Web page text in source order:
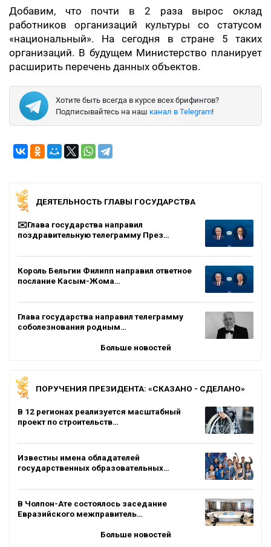
Добавим, что почти в 2 раза вырос оклад
работников организаций культуры со статусом
«национальный». На сегодня в стране 5 таких
организаций. В будущем Министерство планирует
расширить перечень данных объектов.
Хотите быть всегда в курсе всех брифингов?
Подписывайтесь на наш канал в Telegram!
ДЕЯТЕЛЬНОСТЬ ГЛАВЫ ГОСУДАРСТВА
✉️Глава государства направил
поздравительную телеграмму През…
Король Бельгии Филипп направил ответное
послание Касым-Жома…
Глава государства направил телеграмму
соболезнования родным…
Больше новостей
ПОРУЧЕНИЯ ПРЕЗИДЕНТА: «СКАЗАНО - СДЕЛАНО»
В 12 регионах реализуется масштабный
проект по строительств…
Известны имена обладателей
государственных образовательных…
В Чолпон-Ате состоялось заседание
Евразийского межправитель…
Больше новостей